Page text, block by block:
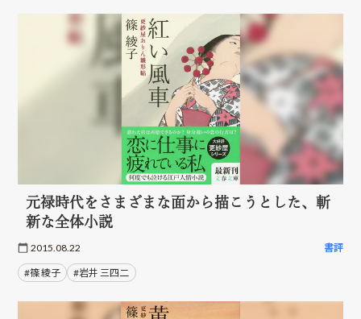
元禄時代をさまざまな面から描こうとした、斬
新な全体小説
2015.08.22 書評
#篠 綾子 #岩井 三四二